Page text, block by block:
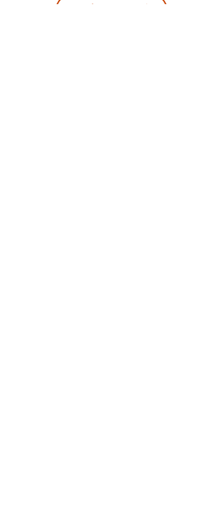
トップページに戻る